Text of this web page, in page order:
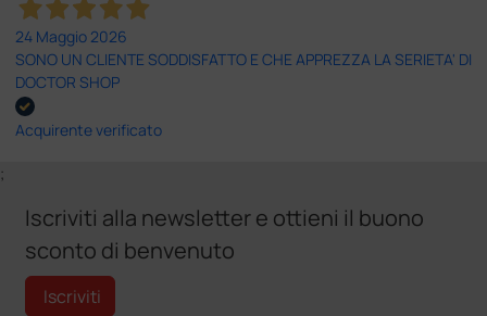
24 Maggio 2026
SONO UN CLIENTE SODDISFATTO E CHE APPREZZA LA SERIETA' DI
DOCTOR SHOP
Acquirente verificato
;
Iscriviti alla newsletter e ottieni il buono
sconto di benvenuto
Iscriviti